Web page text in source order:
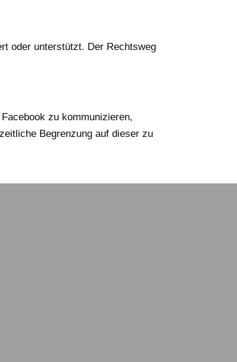
oder unterstützt. Der Rechtsweg
zu kommunizieren,
Begrenzung auf dieser zu